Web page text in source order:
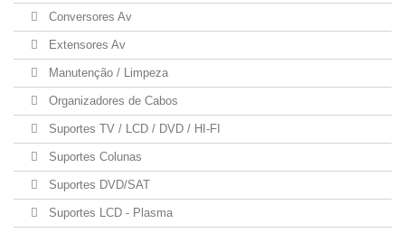
Conversores Av
Extensores Av
Manutenção / Limpeza
Organizadores de Cabos
Suportes TV / LCD / DVD / HI-FI
Suportes Colunas
Suportes DVD/SAT
Suportes LCD - Plasma